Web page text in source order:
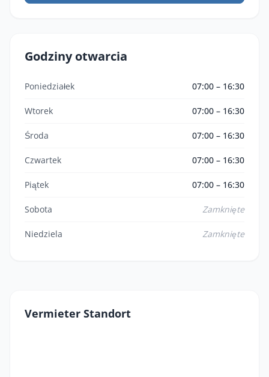
Godziny otwarcia
Poniedziałek 07:00 – 16:30
Wtorek 07:00 – 16:30
Środa 07:00 – 16:30
Czwartek 07:00 – 16:30
Piątek 07:00 – 16:30
Sobota Zamknięte
Niedziela Zamknięte
Vermieter Standort